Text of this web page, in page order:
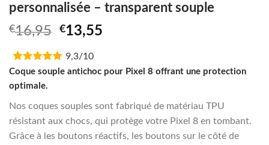
personnalisée – transparent souple
€16,95 Original
was:
€16,95.
€13,55
€13,55.
9,3/10
Coque souple antichoc pour Pixel 8 offrant une protection
optimale.
Nos coques souples sont fabriqué de matériau TPU
résistant aux chocs, qui protège votre Pixel 8 en tombant.
Grâce à les boutons réactifs, les boutons sur le côté de